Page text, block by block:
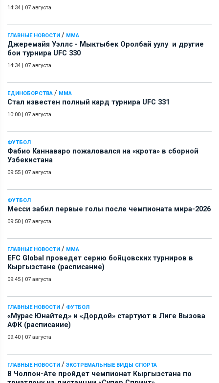
14:34 | 07 августа
ГЛАВНЫЕ НОВОСТИ / ММА
Джеремайя Уэллс - Мыктыбек Оролбай уулу и другие
бои турнира UFC 330
14:34 | 07 августа
ЕДИНОБОРСТВА / ММА
Стал известен полный кард турнира UFC 331
10:00 | 07 августа
ФУТБОЛ
Фабио Каннаваро пожаловался на «крота» в сборной
Узбекистана
09:55 | 07 августа
ФУТБОЛ
Месси забил первые голы после чемпионата мира-2026
09:50 | 07 августа
ГЛАВНЫЕ НОВОСТИ / ММА
EFC Global проведет серию бойцовских турниров в
Кыргызстане (расписание)
09:45 | 07 августа
ГЛАВНЫЕ НОВОСТИ / ФУТБОЛ
«Мурас Юнайтед» и «Дордой» стартуют в Лиге Вызова
АФК (расписание)
09:40 | 07 августа
ГЛАВНЫЕ НОВОСТИ / ЭКСТРЕМАЛЬНЫЕ ВИДЫ СПОРТА
В Чолпон-Ате пройдет чемпионат Кыргызстана по